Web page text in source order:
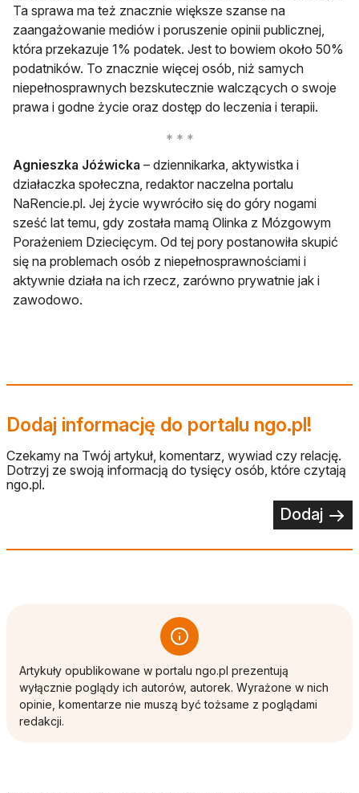
Ta sprawa ma też znacznie większe szanse na
zaangażowanie mediów i poruszenie opinii publicznej,
która przekazuje 1% podatek. Jest to bowiem około 50%
podatników. To znacznie więcej osób, niż samych
niepełnosprawnych bezskutecznie walczących o swoje
prawa i godne życie oraz dostęp do leczenia i terapii.
Agnieszka Jóźwicka – dziennikarka, aktywistka i
działaczka społeczna, redaktor naczelna portalu
NaRencie.pl. Jej życie wywróciło się do góry nogami
sześć lat temu, gdy została mamą Olinka z Mózgowym
Porażeniem Dziecięcym. Od tej pory postanowiła skupić
się na problemach osób z niepełnosprawnościami i
aktywnie działa na ich rzecz, zarówno prywatnie jak i
zawodowo.
Dodaj informację do portalu ngo.pl!
Czekamy na Twój artykuł, komentarz, wywiad czy relację.
Dotrzyj ze swoją informacją do tysięcy osób, które czytają
ngo.pl.
Dodaj
Artykuły opublikowane w portalu ngo.pl prezentują
wyłącznie poglądy ich autorów, autorek. Wyrażone w nich
opinie, komentarze nie muszą być tożsame z poglądami
redakcji.